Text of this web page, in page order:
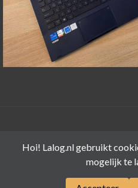
Hoi! Lalog.nl gebruikt
mogelijk te